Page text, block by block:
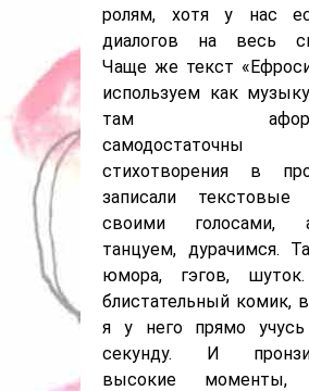
ролям, хотя у нас
диалогов на весь
Чаще же текст
используем как
там
стихотворения в
записали текстовые
своими
танцуем, дурачимся.
юмора, гэгов,
блистательный комик,
я у него прямо
секунду. И
высокие моменты,